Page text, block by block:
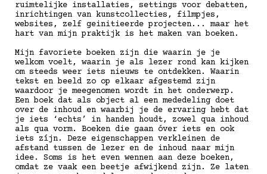
ruimtelijke installaties, settings voor debatten,
inrichtingen van kunstcollecties, filmpjes,
websites, zelf geinitieerde projecten... maar het
hart van mijn praktijk is het maken van boeken.
Mijn favoriete boeken zijn die waarin je je
welkom voelt, waarin je als lezer rond kan kijken
om steeds weer iets nieuws te ontdekken. Waarin
tekst en beeld zo op elkaar afgestemd zijn
waardoor je meegenomen wordt in het onderwerp.
Een boek dat als object al een mededeling doet
over de inhoud en waarbij je de ervaring hebt dat
je iets ‘echts’ in handen houdt, zowel qua inhoud
als qua vorm. Boeken die gaan óver iets en ook
iets zíjn. Deze eigenschappen verkleinen de
afstand tussen de lezer en de inhoud naar mijn
idee. Soms is het even wennen aan deze boeken,
omdat ze vaak een beetje afwijkend zijn. Ze laten